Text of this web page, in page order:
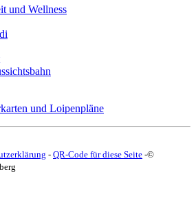
und Wellness
und Loipenpläne
- QR-Code für diese Seite -©